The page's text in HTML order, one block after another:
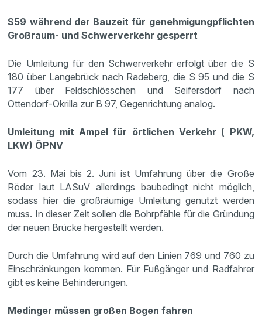
S59 während der Bauzeit für genehmigungpflichten
Großraum- und Schwerverkehr gesperrt
Die Umleitung für den Schwerverkehr erfolgt über die S
180 über Langebrück nach Radeberg, die S 95 und die S
177 über Feldschlösschen und Seifersdorf nach
Ottendorf-Okrilla zur B 97, Gegenrichtung analog.
Umleitung mit Ampel für örtlichen Verkehr ( PKW,
LKW) ÖPNV
Vom 23. Mai bis 2. Juni ist Umfahrung über die Große
Röder laut LASuV allerdings baubedingt nicht möglich,
sodass hier die großräumige Umleitung genutzt werden
muss. In dieser Zeit sollen die Bohrpfähle für die Gründung
der neuen Brücke hergestellt werden.
Durch die Umfahrung wird auf den Linien 769 und 760 zu
Einschränkungen kommen. Für Fußgänger und Radfahrer
gibt es keine Behinderungen.
Medinger müssen großen Bogen fahren